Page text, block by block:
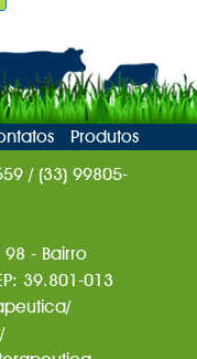
Produtos
/ (33) 99805-
98 - Bairro
39.801-013